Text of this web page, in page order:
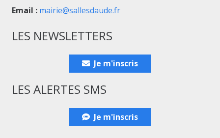
Email : mairie@sallesdaude.fr
LES NEWSLETTERS
Je m'inscris
LES ALERTES SMS
Je m'inscris